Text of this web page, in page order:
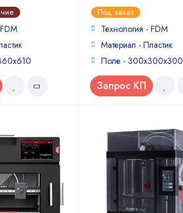
5out of 5
Под заказ
Технология - FDM
Материал - Пластик
Поле - 300х300х300
Запрос КП